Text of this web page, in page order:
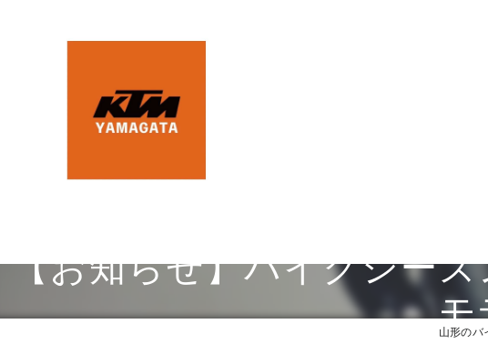
【お知らせ】バイクシー
山形のバ